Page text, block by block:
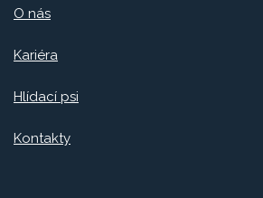
O nás
Kariéra
Hlídací psi
Kontakty